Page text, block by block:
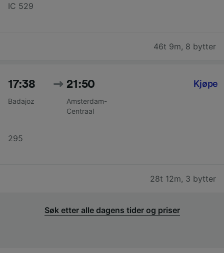
IC 529
46t 9m, 8 bytter
17:38
Badajoz
21:50
Amsterdam-
Centraal
295
Kjøpe
28t 12m, 3 bytter
Søk etter alle dagens tider og priser